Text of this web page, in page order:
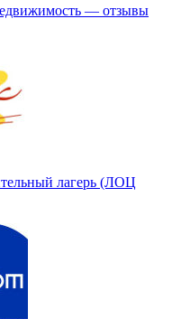
— отзывы
лагерь (ЛОЦ